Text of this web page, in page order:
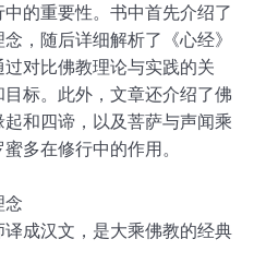
的重要性。书中首先介绍了
，随后详细解析了《心经》
对比佛教理论与实践的关
标。此外，文章还介绍了佛
和四谛，以及菩萨与声闻乘
多在修行中的作用。
念
译成汉文，是大乘佛教的经典